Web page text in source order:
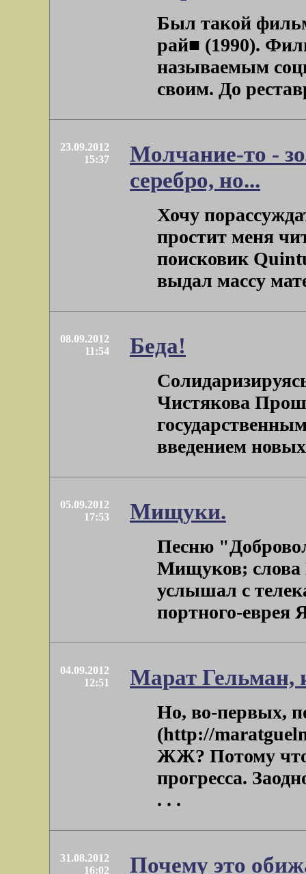
Был такой
рай■ (1990).
называемым
своим. До
23.09.2012
15:37
Молчание-то -
серебро, но...
Хочу
простит меня
поисковик
выдал массу
08.09.2012
11:54
Беда!
Чистякова
введением
05.09.2012
17:53
Мищуки.
Песню
Мищуков; слова
услышал с
портного-еврея
04.09.2012
12:51
Марат Гельман,
Но, во-первых,
(http://
ЖЖ? Потому что
прогресса.
. . .
31.08.2012
16:02
Почему это